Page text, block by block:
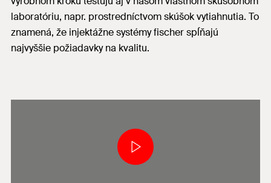
laboratóriu, napr. prostredníctvom skúšok vytiahnutia. To
znamená, že injektážne systémy fischer spĺňajú
najvyššie požiadavky na kvalitu.